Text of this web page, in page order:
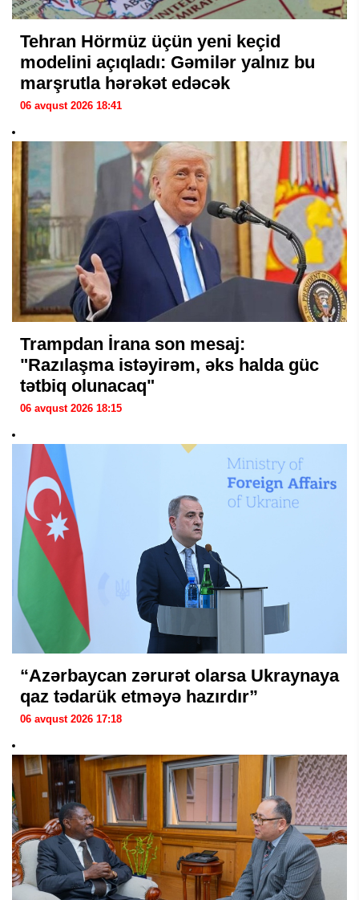
Tehran Hörmüz üçün yeni keçid
modelini açıqladı: Gəmilər yalnız bu
marşrutla hərəkət edəcək
06 avqust 2026 18:41
Trampdan İrana son mesaj:
"Razılaşma istəyirəm, əks halda güc
tətbiq olunacaq"
06 avqust 2026 18:15
“Azərbaycan zərurət olarsa Ukraynaya
qaz tədarük etməyə hazırdır”
06 avqust 2026 17:18